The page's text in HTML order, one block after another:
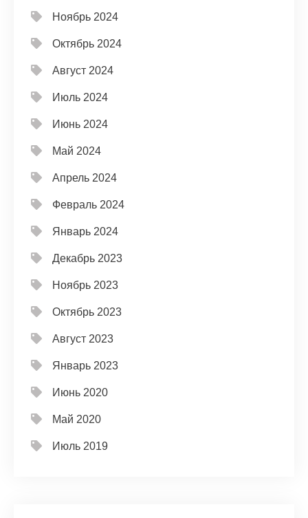
Ноябрь 2024
Октябрь 2024
Август 2024
Июль 2024
Июнь 2024
Май 2024
Апрель 2024
Февраль 2024
Январь 2024
Декабрь 2023
Ноябрь 2023
Октябрь 2023
Август 2023
Январь 2023
Июнь 2020
Май 2020
Июль 2019